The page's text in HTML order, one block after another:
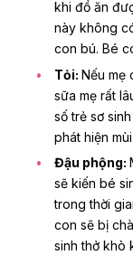
khi đồ ăn
này không
con bú. Bé
Tỏi: Nếu mẹ
sữa mẹ rất
số trẻ sơ
phát hiện
Đậu phộng:
sẽ kiến bé
trong thời
con sẽ bị
sinh thở khò